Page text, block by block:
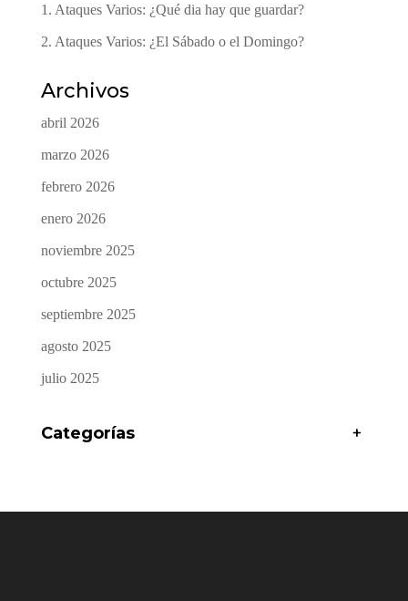
1. Ataques Varios: ¿Qué dia hay que guardar?
2. Ataques Varios: ¿El Sábado o el Domingo?
Archivos
abril 2026
marzo 2026
febrero 2026
enero 2026
noviembre 2025
octubre 2025
septiembre 2025
agosto 2025
julio 2025
Categorías +